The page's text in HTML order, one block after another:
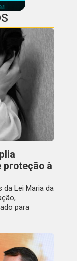
proteção à
da Lei Maria da
para